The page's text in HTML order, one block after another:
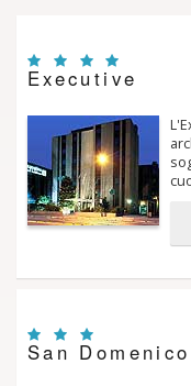
Executive
San